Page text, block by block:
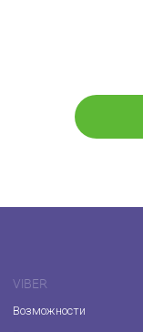
VIBER
Возможности